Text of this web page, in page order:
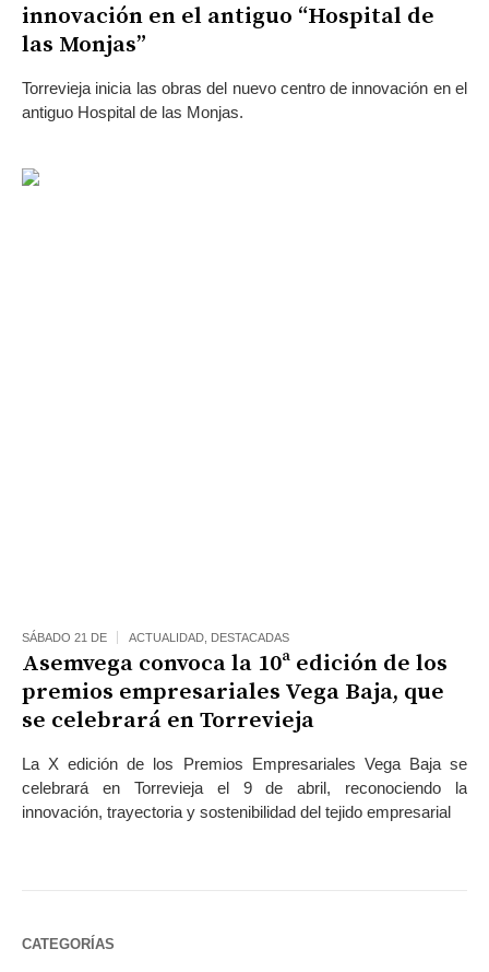
innovación en el antiguo “Hospital de
las Monjas”
Torrevieja inicia las obras del nuevo centro de innovación en el
antiguo Hospital de las Monjas.
SÁBADO 21 DE ACTUALIDAD DESTACADAS
Asemvega convoca la 10ª edición de los
premios empresariales Vega Baja, que
se celebrará en Torrevieja
La X edición de los Premios Empresariales Vega Baja se
celebrará en Torrevieja el 9 de abril, reconociendo la
innovación, trayectoria y sostenibilidad del tejido empresarial
CATEGORÍAS